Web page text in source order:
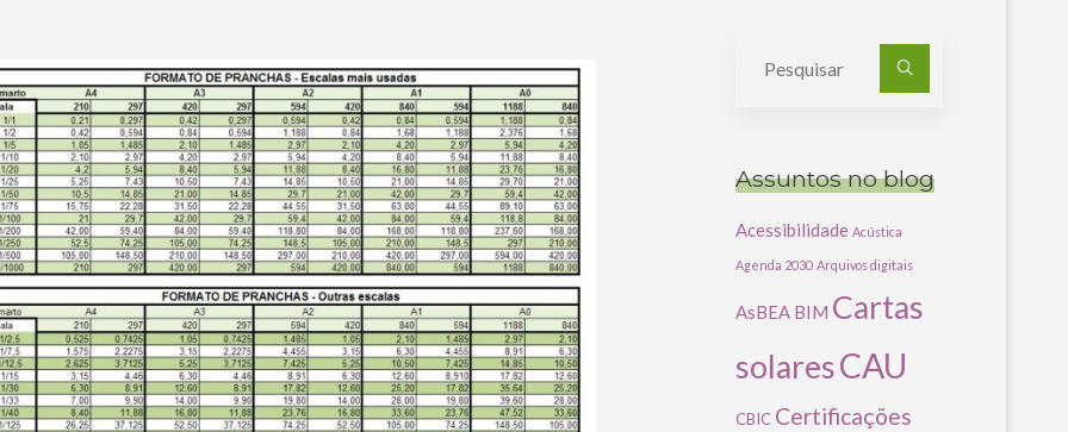
Assuntos no blog
Acessibilidade Acústica
Agenda 2030 Arquivos digitais
AsBEA BIM Cartas
solaresCAU
CBIC Certificações